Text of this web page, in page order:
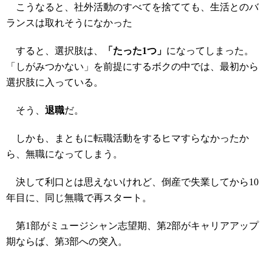
こうなると、社外活動のすべてを捨てても、生活とのバ
ランスは取れそうになかった
すると、選択肢は、 「たった1つ」 になってしまった。
「しがみつかない」を前提にするボクの中では、最初から
選択肢に入っている。
そう、 退職だ。
しかも、まともに転職活動をするヒマすらなかったか
ら、無職になってしまう。
決して利口とは思えないけれど、倒産で失業してから10
年目に、同じ無職で再スタート。
第1部がミュージシャン志望期、第2部がキャリアアップ
期ならば、第3部への突入。